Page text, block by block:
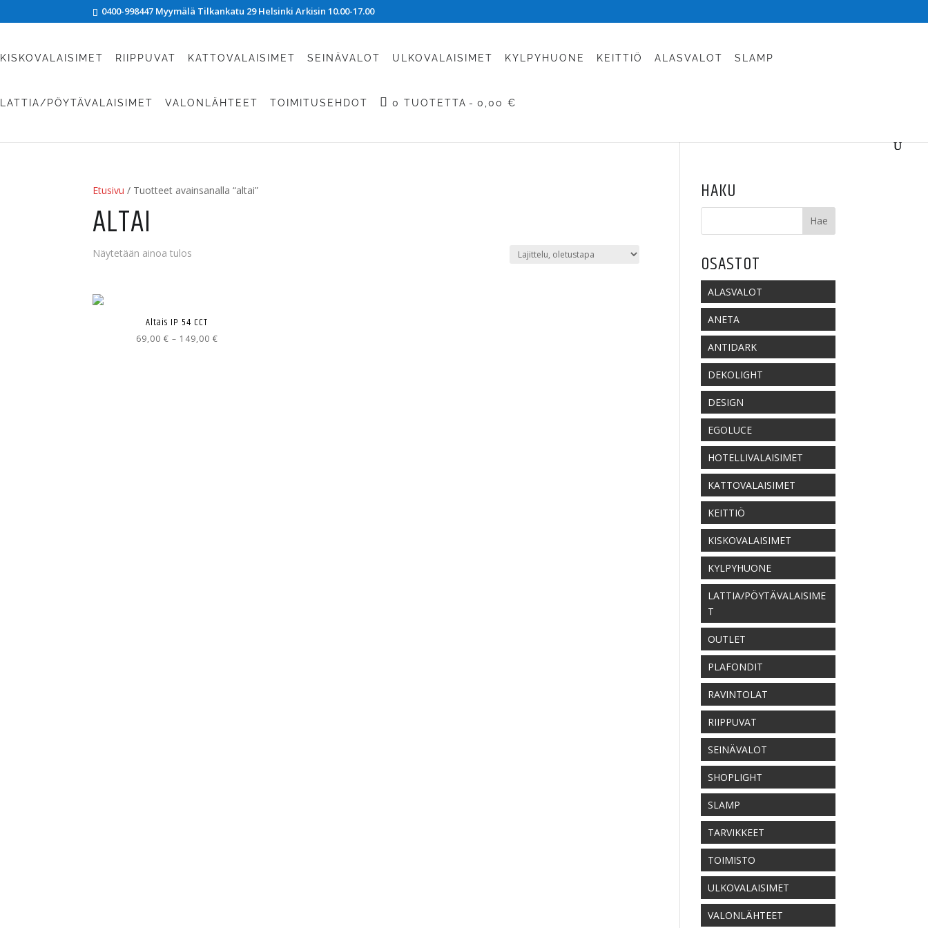
0400-998447 Myymälä Tilkankatu 29 Helsinki Arkisin 10.00-17.00
KISKOVALAISIMET RIIPPUVAT KATTOVALAISIMET SEINÄVALOT ULKOVALAISIMET KYLPYHUONE KEITTIÖ ALASVALOT SLAMP
LATTIA/PÖYTÄVALAISIMET VALONLÄHTEET TOIMITUSEHDOT 0 TUOTETTA 0,00 €
Etusivu / Tuotteet avainsanalla “altai”
ALTAI
Näytetään ainoa tulos
Altais IP 54 CCT
69,00 € – 149,00 €Hintaluokka:
HAKU
OSASTOT
ALASVALOT
ANETA
ANTIDARK
DEKOLIGHT
DESIGN
EGOLUCE
HOTELLIVALAISIMET
KATTOVALAISIMET
KEITTIÖ
KISKOVALAISIMET
KYLPYHUONE
LATTIA/PÖYTÄVALAISIME
T
OUTLET
PLAFONDIT
RAVINTOLAT
RIIPPUVAT
SEINÄVALOT
SHOPLIGHT
SLAMP
TARVIKKEET
TOIMISTO
ULKOVALAISIMET
VALONLÄHTEET